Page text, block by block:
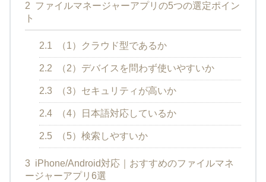
2 ファイルマネージャーアプリの5つの選定ポイン
ト
2.1 （1）クラウド型であるか
2.2 （2）デバイスを問わず使いやすいか
2.3 （3）セキュリティが高いか
2.4 （4）日本語対応しているか
2.5 （5）検索しやすいか
3 iPhone/Android対応｜おすすめのファイルマネ
ージャーアプリ6選